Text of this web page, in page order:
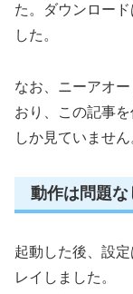
た。ダウンロー
した。
なお、ニーアオ
おり、この記事
しか見ていません
動作は問題な
起動した後、設
レイしました。